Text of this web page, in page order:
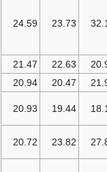
23.73
24.59
22.63
21.47
20.47
20.94
19.44
20.93
23.82
20.72